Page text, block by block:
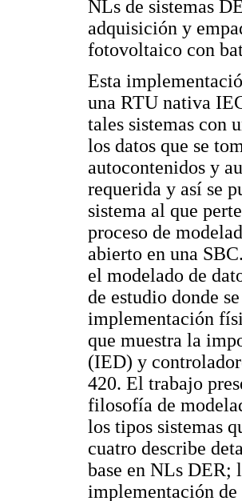
NLs de sistemas
adquisición y
fotovoltaico con
Esta
una RTU nativa
tales sistemas con
los datos que se
autocontenidos y
requerida y así se
sistema al que
proceso de
abierto en una
el modelado de
de estudio donde
implementación
que muestra la
(IED) y
420. El trabajo
filosofía de
los tipos sistemas
cuatro describe
base en NLs DER;
implementación de